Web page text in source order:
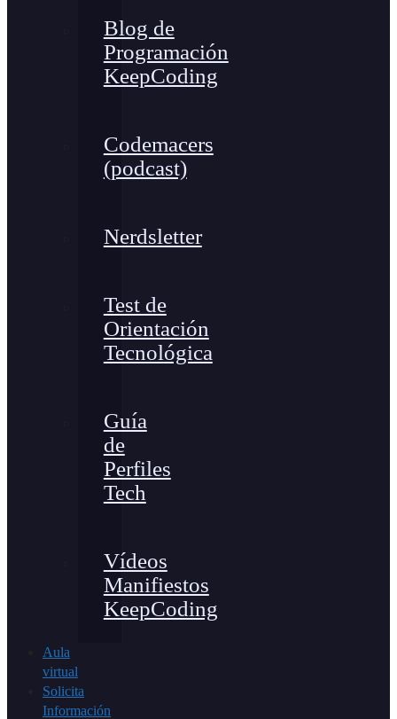
Blog de
Programación
KeepCoding
Codemacers
(podcast)
Nerdsletter
Test de
Orientación
Tecnológica
Guía
de
Perfiles
Tech
Vídeos
Manifiestos
KeepCoding
Aula
virtual
Solicita
Información